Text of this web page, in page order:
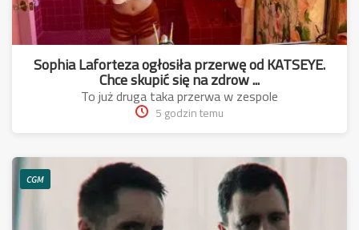
Sophia Laforteza ogłosiła przerwę od KATSEYE.
Chce skupić się na zdrow ...
To już druga taka przerwa w zespole
5 godzin temu
CGM